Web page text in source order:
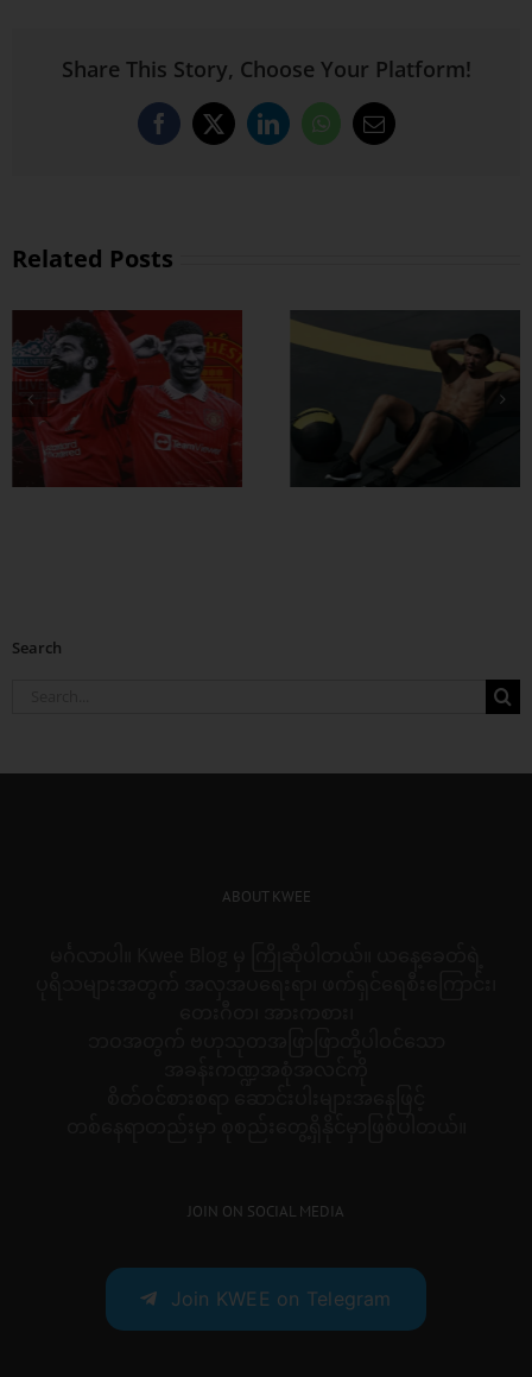
Share This Story, Choose Your Platform!
Facebook
X LinkedInWhatsApp
Email
Related Posts
ထိထိရောက်ရောက်
ဗိုက်ခေါက် အဆီ
တွေ ချဖို့
Search
ABOUT KWEE
JOIN ON SOCIAL MEDIA
Join KWEE on Telegram